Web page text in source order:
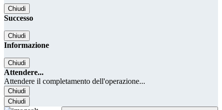
Chiudi
Successo
Chiudi
Informazione
Chiudi
Attendere...
Attendere il completamento dell'operazione...
Chiudi
Chiudi